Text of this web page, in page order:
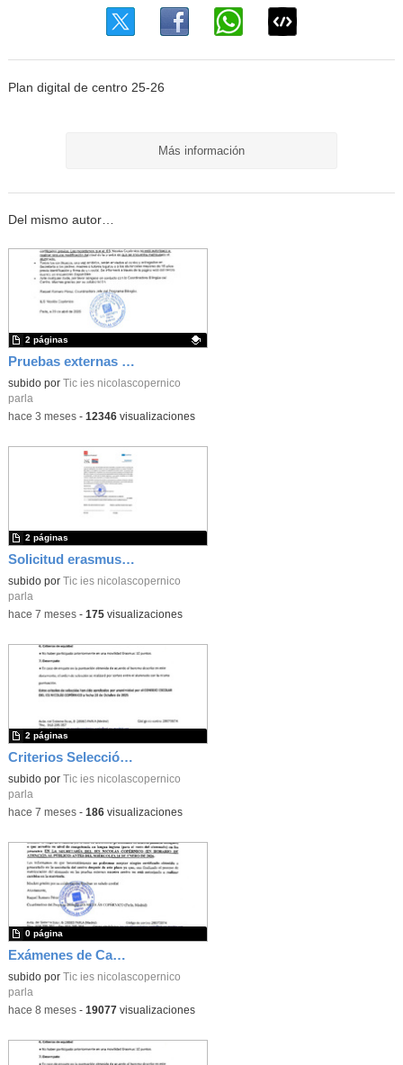
Plan digital de centro 25-26
Más información
Del mismo autor…
Pruebas externas inglés 25-26
Contenido educativo.
subido por Tic ies nicolascopernico
parla
2 páginas
-hace 3 meses- 12346visualizaciones
Solicitud erasmus Francia 25-26
subido por Tic ies nicolascopernico
parla
2 páginas
-hace 7 meses- 175visualizaciones
Criterios Selección alumnado Erasmus25-26
subido por Tic ies nicolascopernico
parla
2 páginas
-hace 7 meses- 186visualizaciones
Exámenes de Cambridge-2025-26
subido por Tic ies nicolascopernico
parla
0 página
-hace 8 meses- 19077visualizaciones